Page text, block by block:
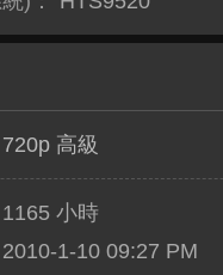
720p 高級
1165 小時
2010-1-10 09:27 PM